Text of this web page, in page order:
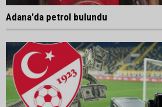
Adana'da petrol bulundu